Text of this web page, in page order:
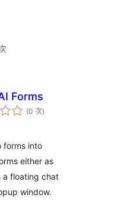
Forms
(0 次評
分)
forms into
either as
a floating chat
window.